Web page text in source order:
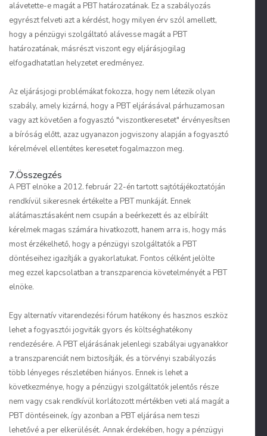
alávetette-e magát a PBT határozatának. Ez a szabályozás
egyrészt felveti azt a kérdést, hogy milyen érv szól amellett,
hogy a pénzügyi szolgáltató alávesse magát a PBT
határozatának, másrészt viszont egy eljárásjogilag
elfogadhatatlan helyzetet eredményez.
Az eljárásjogi problémákat fokozza, hogy nem létezik olyan
szabály, amely kizárná, hogy a PBT eljárásával párhuzamosan
vagy azt követően a fogyasztó "viszontkeresetet" érvényesítsen
a bíróság előtt, azaz ugyanazon jogviszony alapján a fogyasztó
kérelmével ellentétes keresetet fogalmazzon meg.
7.Összegzés
A PBT elnöke a 2012. február 22-én tartott sajtótájékoztatóján
rendkívül sikeresnek értékelte a PBT munkáját. Ennek
alátámasztásaként nem csupán a beérkezett és az elbírált
kérelmek magas számára hivatkozott, hanem arra is, hogy más
most érzékelhető, hogy a pénzügyi szolgáltatók a PBT
döntéseihez igazítják a gyakorlatukat. Fontos célként jelölte
meg ezzel kapcsolatban a transzparencia követelményét a PBT
elnöke.
Egy alternatív vitarendezési fórum hatékony és hasznos eszköz
lehet a fogyasztói jogviták gyors és költséghatékony
rendezésére. A PBT eljárásának jelenlegi szabályai ugyanakkor
a transzparenciát nem biztosítják, és a törvényi szabályozás
több lényeges részletében hiányos. Ennek is lehet a
következménye, hogy a pénzügyi szolgáltatók jelentős része
nem vagy csak rendkívül korlátozott mértékben veti alá magát a
PBT döntéseinek, így azonban a PBT eljárása nem teszi
lehetővé a per elkerülését. Annak érdekében, hogy a pénzügyi